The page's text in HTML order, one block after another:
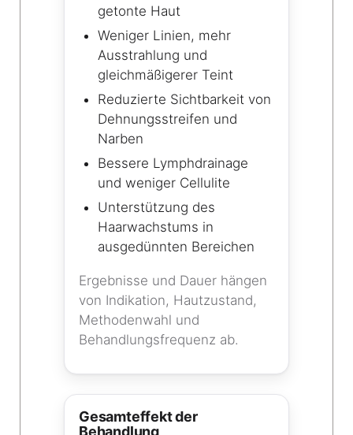
getonte Haut
Weniger Linien, mehr
Ausstrahlung und
gleichmäßigerer Teint
Reduzierte Sichtbarkeit von
Dehnungsstreifen und
Narben
Bessere Lymphdrainage
und weniger Cellulite
Unterstützung des
Haarwachstums in
ausgedünnten Bereichen
Ergebnisse und Dauer hängen
von Indikation, Hautzustand,
Methodenwahl und
Behandlungsfrequenz ab.
Gesamteffekt der
Behandlung